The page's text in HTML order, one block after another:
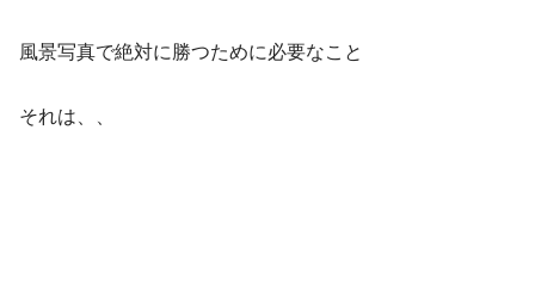
風景写真で絶対に勝つために必要なこと
それは、、